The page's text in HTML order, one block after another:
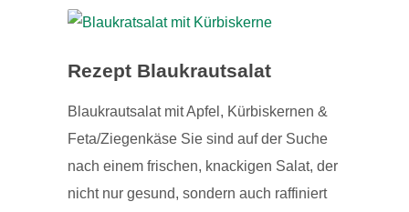
Rezept Blaukrautsalat
Blaukrautsalat mit Apfel, Kürbiskernen &
Feta/Ziegenkäse Sie sind auf der Suche
nach einem frischen, knackigen Salat, der
nicht nur gesund, sondern auch raffiniert